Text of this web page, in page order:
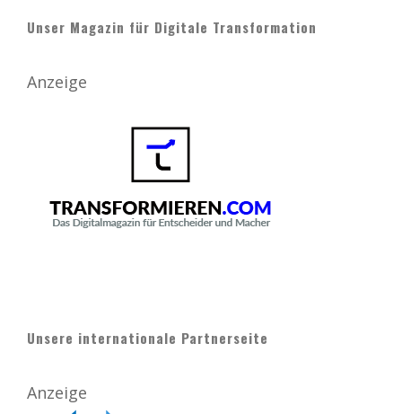
Unser Magazin für Digitale Transformation
Anzeige
Unsere internationale Partnerseite
Anzeige